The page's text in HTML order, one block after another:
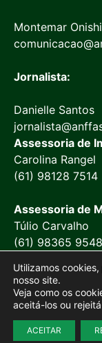
Montemar Onishi
Jornalista:
Danielle Santos
Assessoria de
Carolina Rangel
(61) 98128 7514
Assessoria de
Túlio Carvalho
(61) 98365 9548
Site
Utilizamos
nosso site.
Veja como os
aceitá-los ou
ACEITAR